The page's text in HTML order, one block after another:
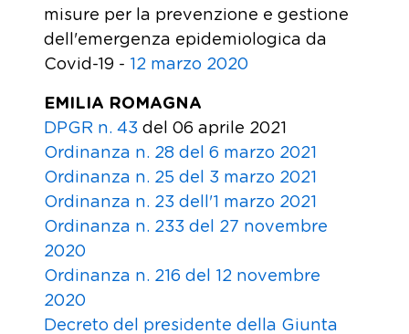
misure per la prevenzione e gestione
dell'emergenza epidemiologica da
Covid-19 - 12 marzo 2020
EMILIA ROMAGNA
DPGR n. 43 del 06 aprile 2021
Ordinanza n. 28 del 6 marzo 2021
Ordinanza n. 25 del 3 marzo 2021
Ordinanza n. 23 dell'1 marzo 2021
Ordinanza n. 233 del 27 novembre
2020
Ordinanza n. 216 del 12 novembre
2020
Decreto del presidente della Giunta